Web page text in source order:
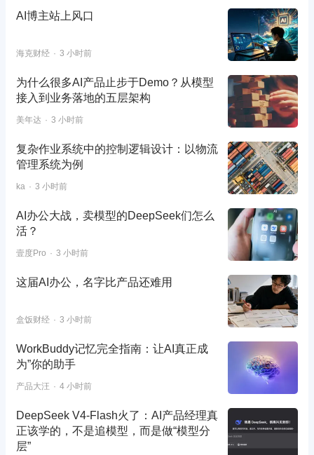
AI博主站上风口
海克财经 3 小时前
为什么很多AI产品止步于Demo？从模型
接入到业务落地的五层架构
美年达 3 小时前
复杂作业系统中的控制逻辑设计：以物流
管理系统为例
ka 3 小时前
AI办公大战，卖模型的DeepSeek们怎么
活？
壹度Pro 3 小时前
这届AI办公，名字比产品还难用
盒饭财经 3 小时前
WorkBuddy记忆完全指南：让AI真正成
为”你的助手
产品大汪 4 小时前
DeepSeek V4-Flash火了：AI产品经理真
正该学的，不是追模型，而是做“模型分
层”